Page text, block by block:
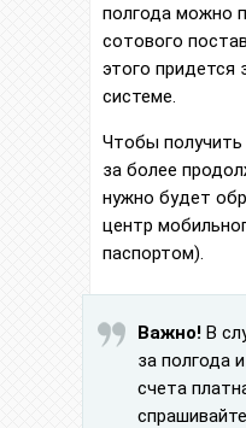
полгода можно
сотового
этого придется
системе.
Чтобы получить
за более
нужно будет
центр
паспортом).
Важно! В
за полгода
счета